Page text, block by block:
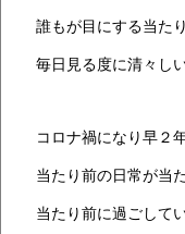
誰もが目にする当た
毎日見る度に清々し
コロナ禍になり早２
当たり前の日常が当
当たり前に過ごして